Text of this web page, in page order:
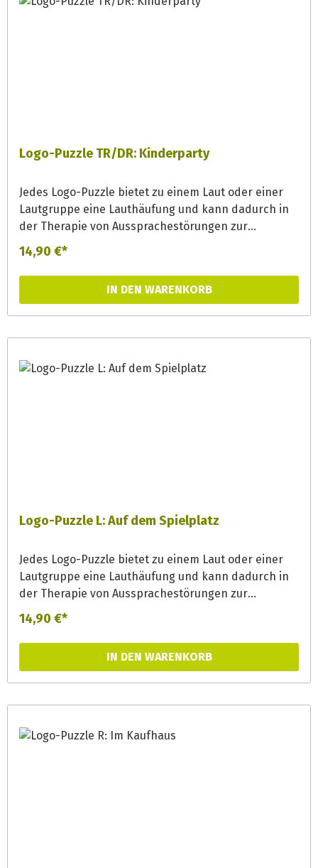
Logo-Puzzle TR/DR: Kinderparty
Jedes Logo-Puzzle bietet zu einem Laut oder einer
Lautgruppe eine Lauthäufung und kann dadurch in
der Therapie von Aussprachestörungen zur
Lautgeneralisierung effizient eingesetzt werden.
Aber auch in der Förderung bieten die Puzzles bunte
Erzählanlässe und können zur
Phonemsensibilisierung und Wortschatzerweiterung
14,90 €*
IN DEN WARENKORB
Logo-Puzzle L: Auf dem Spielplatz
Jedes Logo-Puzzle bietet zu einem Laut oder einer
Lautgruppe eine Lauthäufung und kann dadurch in
der Therapie von Aussprachestörungen zur
Lautgeneralisierung effizient eingesetzt werden.
Aber auch in der Förderung bieten die Puzzles bunte
Erzählanlässe und können zur
Phonemsensibilisierung und Wortschatzerweiterung
14,90 €*
IN DEN WARENKORB